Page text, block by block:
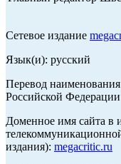
Сетевое издание
Язык(и): русский
Перевод
Российской
Доменное имя сайта в
издания): megacritic.ru